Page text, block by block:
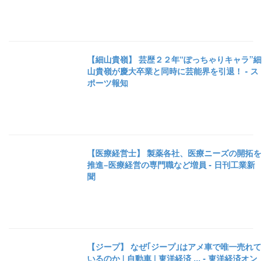
【細山貴嶺】 芸歴２２年“ぽっちゃりキャラ”細
山貴嶺が慶大卒業と同時に芸能界を引退！ - ス
ポーツ報知
【医療経営士】 製薬各社、医療ニーズの開拓を
推進−医療経営の専門職など増員 - 日刊工業新
聞
【ジープ】 なぜ｢ジープ｣はアメ車で唯一売れて
いるのか | 自動車 | 東洋経済 ... - 東洋経済オン